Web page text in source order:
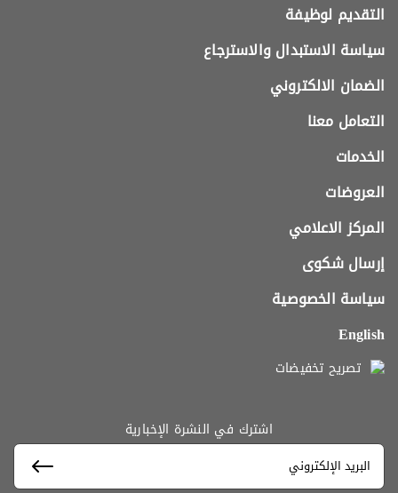
التقديم لوظيفة
سياسة الاستبدال والاسترجاع
الضمان الالكتروني
التعامل معنا
الخدمات
العروضات
المركز الاعلامي
إرسال شكوى
سياسة الخصوصية
English
تصريح تخفيضات
اشترك في النشرة الإخبارية